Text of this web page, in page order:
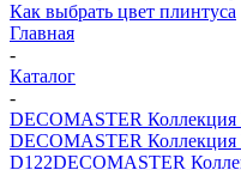
Как выбрать цвет плинтуса
Главная
-
Каталог
-
DECOMASTER
DECOMASTER Коллекция
D122DECOMASTER